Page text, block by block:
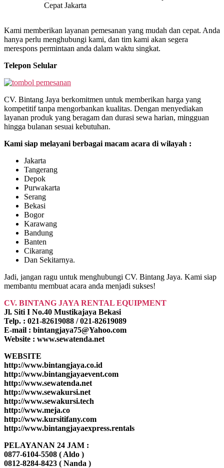
Kami memberikan layanan pemesanan yang mudah dan cepat. Anda
hanya perlu menghubungi kami, dan tim kami akan segera
merespons permintaan anda dalam waktu singkat.
Telepon Selular
CV. Bintang Jaya berkomitmen untuk memberikan harga yang
kompetitif tanpa mengorbankan kualitas. Dengan menyediakan
layanan produk yang beragam dan durasi sewa harian, mingguan
hingga bulanan sesuai kebutuhan.
Kami siap melayani berbagai macam acara di wilayah :
Jakarta
Tangerang
Depok
Purwakarta
Serang
Bekasi
Bogor
Karawang
Bandung
Banten
Cikarang
Dan Sekitarnya.
Jadi, jangan ragu untuk menghubungi CV. Bintang Jaya. Kami siap
membantu membuat acara anda menjadi sukses!
CV. BINTANG JAYA RENTAL EQUIPMENT
Jl. Siti I No.40 Mustikajaya Bekasi
Telp. : 021-82619088 / 021-82619089
E-mail : bintangjaya75@Yahoo.com
Website : www.sewatenda.net
WEBSITE
http://www.bintangjaya.co.id
http://www.bintangjayaevent.com
http://www.sewatenda.net
http://www.sewakursi.net
http://www.sewakursi.tech
http://www.meja.co
http://www.kursitifany.com
http://www.bintangjayaexpress.rentals
PELAYANAN 24 JAM :
0877-6104-5508 ( Aldo )
0812-8284-8423 ( Nanda )